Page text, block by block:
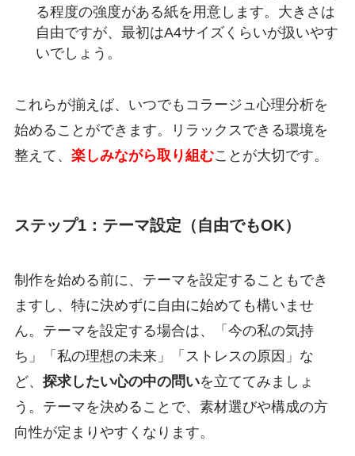
る程度の強度がある紙を用意します。大きさは
自由ですが、最初はA4サイズくらいが扱いやす
いでしょう。
これらが揃えば、いつでもコラージュ心理分析を
始めることができます。リラックスできる環境を
整えて、 楽しみながら取り組むことが大切です。
ステップ1：テーマ設定（自由でもOK）
制作を始める前に、テーマを設定することもでき
ますし、特に決めずに自由に始めても構いませ
ん。テーマを設定する場合は、「今の私の気持
ち」「私の理想の未来」「ストレスの原因」な
ど、 探求したい心の中の問いを立ててみましょ
う。テーマを決めることで、素材選びや構成の方
向性が定まりやすくなります。